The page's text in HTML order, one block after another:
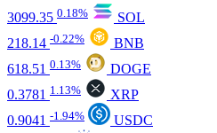
3099.35 0.18%
SOL
218.14 -0.22%
BNB
618.51 0.13%
DOGE
0.3781 1.13%
XRP
0.9041 -1.94%
USDC